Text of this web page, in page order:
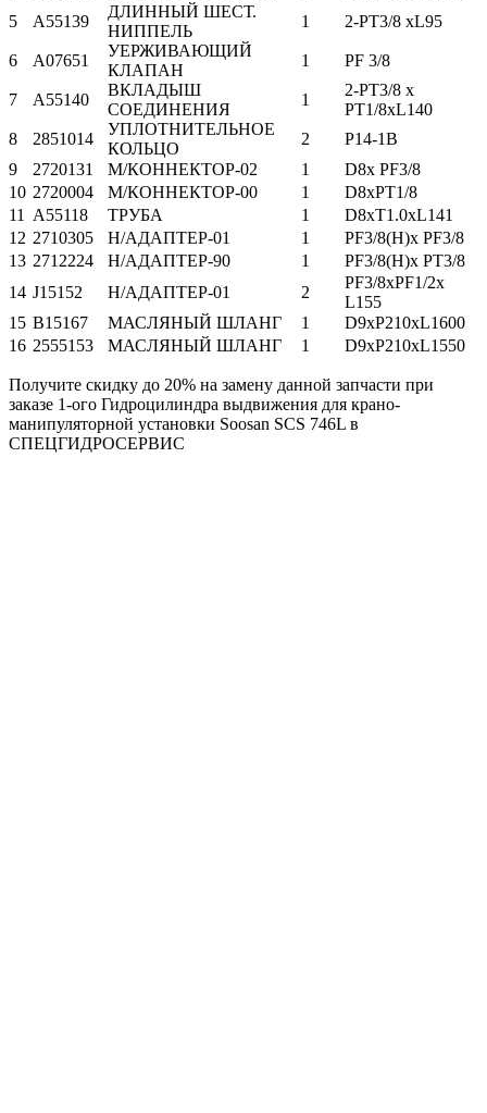
5
A55139
ДЛИННЫЙ ШЕСТ.
НИППЕЛЬ
1 2-PT3/8 xL95
6 A07651
УЕРЖИВАЮЩИЙ
КЛАПАН
1 PF 3/8
7 A55140
ВКЛАДЫШ
СОЕДИНЕНИЯ
1
2-PT3/8 x
PT1/8xL140
8
2851014
УПЛОТНИТЕЛЬНОЕ
КОЛЬЦО
2
P14-1B
9
2720131 M/КОННЕКТОР-02 1
D8x PF3/8
10 2720004 M/КОННЕКТОР-00 1
D8xPT1/8
11
A55118 ТРУБА 1
D8xT1.0xL141
12 2710305 H/АДАПТЕР-01 1
PF3/8(H)x PF3/8
13 2712224 H/АДАПТЕР-90 1
PF3/8(H)x PT3/8
14 J15152 H/АДАПТЕР-01 2
PF3/8xPF1/2x
L155
15 B15167 МАСЛЯНЫЙ ШЛАНГ 1
D9xP210xL1600
16 2555153 МАСЛЯНЫЙ ШЛАНГ 1 D9xP210xL1550
Получите скидку до 20% на замену данной запчасти при
заказе 1-ого Гидроцилиндра выдвижения для крано-
манипуляторной установки Soosan SCS 746L в
СПЕЦГИДРОСЕРВИС